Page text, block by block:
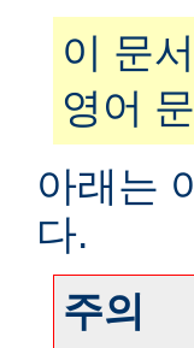
이 문
영어
아래는
다.
주의